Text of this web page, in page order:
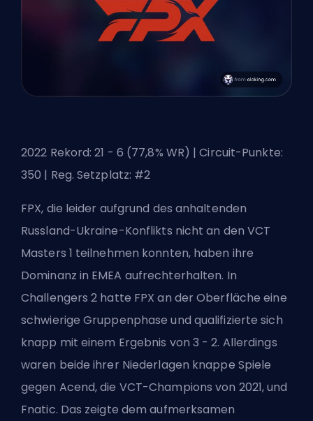
2022 Rekord: 21 - 6 (77,8% WR) | Circuit-Punkte:
350 | Reg. Setzplatz: #2
FPX, die leider aufgrund des anhaltenden
Russland-Ukraine-Konflikts nicht an den VCT
Masters 1 teilnehmen konnten, haben ihre
Dominanz in EMEA aufrechterhalten. In
Challengers 2 hatte FPX an der Oberfläche eine
schwierige Gruppenphase und qualifizierte sich
knapp mit einem Ergebnis von 3 - 2. Allerdings
waren beide ihrer Niederlagen knappe Spiele
gegen Acend, die VCT-Champions von 2021, und
Fnatic. Das zeigte dem aufmerksamen